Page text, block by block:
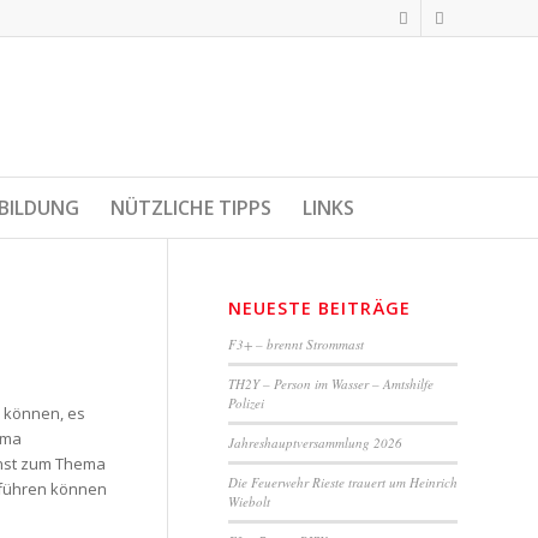
NÜTZLICHE TIPPS LINKS
es
zum Thema
können
NEUESTE BEITRÄGE
F3+ – brennt Strommast
TH2Y – Person im Wasser – Amtshilfe
Polizei
Jahreshauptversammlung 2026
Die Feuerwehr Rieste trauert um Heinrich
Wiebolt